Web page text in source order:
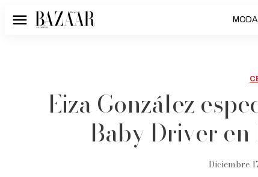
Menú MODA
Eiza González
Baby Driver
Diciembre